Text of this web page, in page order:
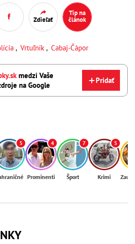
Zdieľať
Tip na
článok
, Vrtuľník , Cabaj-Čápor
medzi Vaše
na Google
Pridať
5 4
Prominenti
7
Šport
5
Krimi